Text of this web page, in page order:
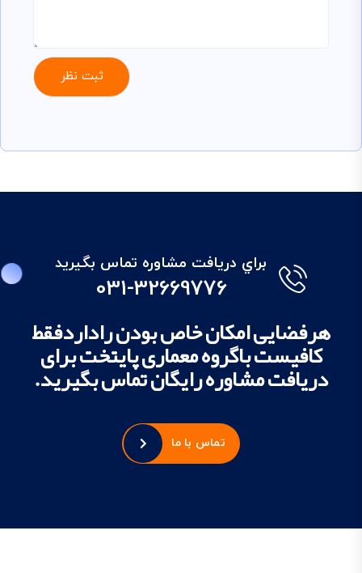
براي دريافت مشاوره تماس بگيريد
031-32669776
هرفضایی امکان خاص بودن راداردفقط
کافیست باگروه معماری پایتخت برای
دریافت مشاوره رایگان تماس بگیرید.
تماس با ما